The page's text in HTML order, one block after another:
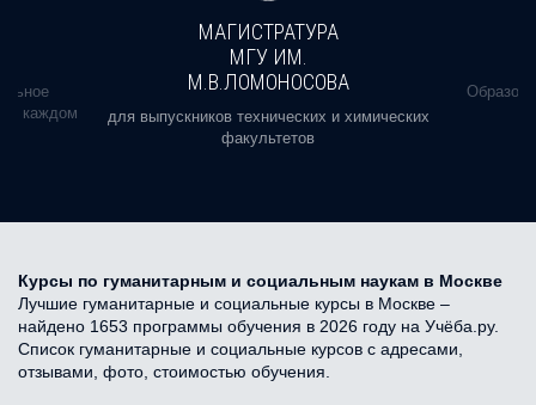
в каждом
МАГИСТРАТУРА
МГУ ИМ.
М.В.ЛОМОНОСОВА
для выпускников технических и химических
факультетов
Курсы по гуманитарным и социальным наукам в Москве
Лучшие гуманитарные и социальные курсы в Москве –
найдено 1653 программы обучения в 2026 году на Учёба.ру.
Список гуманитарные и социальные курсов с адресами,
отзывами, фото, стоимостью обучения.